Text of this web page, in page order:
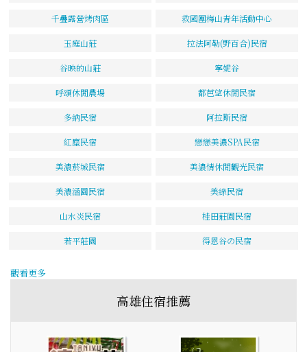
千疊露營烤肉區 救國團梅山青年活動中心
玉庭山莊 拉法阿勒(野百合)民宿
谷映的山莊 寧妮谷
呼頌休閒農場 都芭望休閒民宿
多納民宿 阿拉斯民宿
紅塵民宿 戀戀美濃SPA民宿
美濃菸城民宿 美濃情休閒觀光民宿
美濃涵園民宿 美綠民宿
山水炎民宿 桂田莊園民宿
若平莊園 得恩谷の民宿
觀看更多
高雄住宿推薦